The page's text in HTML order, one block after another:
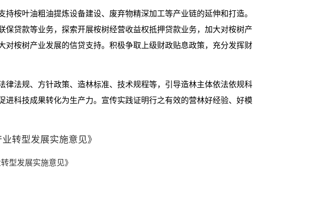
桉叶油粗油提炼设备建设、废弃物精深加工等产业链的延伸和打造。
贷款等业务，探索开展桉树经营收益权抵押贷款业务，加大对桉树产
桉树产业发展的信贷支持。积极争取上级财政贴息政策，充分发挥财
律法规、方针政策、造林标准、技术规程等，引导造林主体依法依规科
科技成果转化为生产力。宣传实践证明行之有效的营林好经验、好模
转型发展实施意见》
型发展实施意见》